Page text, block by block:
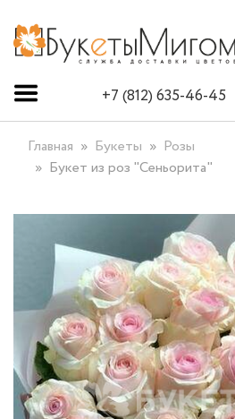
+7 (812) 635-46-45
Главная Букеты
Розы
Букет из роз "Сеньорита"